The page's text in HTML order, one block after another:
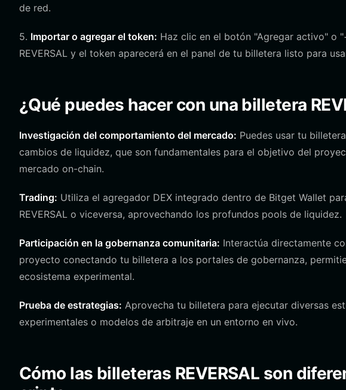
de red.
5. Importar o agregar el token: Haz clic en el botón "Agregar activo" o
REVERSAL y el token aparecerá en el panel de tu billetera listo para
¿Qué puedes hacer con una billetera
Investigación del comportamiento del mercado: Puedes usar tu
cambios de liquidez, que son fundamentales para el objetivo del
mercado on-chain.
Trading: Utiliza el agregador DEX integrado dentro de Bitget Wallet
REVERSAL o viceversa, aprovechando los profundos pools de liquidez.
Participación en la gobernanza comunitaria: Interactúa directamente
proyecto conectando tu billetera a los portales de gobernanza,
ecosistema experimental.
Prueba de estrategias: Aprovecha tu billetera para ejecutar diversas
experimentales o modelos de arbitraje en un entorno en vivo.
Cómo las billeteras REVERSAL son